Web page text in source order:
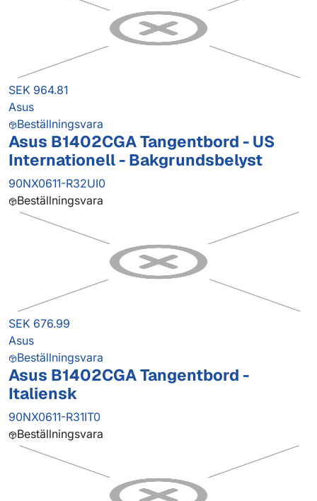
SEK 964.81
Asus
Beställningsvara
Asus B1402CGA Tangentbord - US
Internationell - Bakgrundsbelyst
90NX0611-R32UI0
Beställningsvara
SEK 676.99
Asus
Beställningsvara
Asus B1402CGA Tangentbord -
Italiensk
90NX0611-R31IT0
Beställningsvara